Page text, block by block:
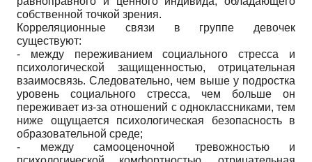
собственной точкой зрения.
Корреляционные связи в группе девочек
существуют:
- между переживанием социального стресса и
психологической защищенностью, отрицательная
взаимосвязь. Следовательно, чем выше у подростка
уровень социального стресса, чем больше он
переживает из-за отношений с одноклассниками, тем
ниже ощущается психологическая безопасность в
образовательной среде;
- между самооценочной тревожностью и